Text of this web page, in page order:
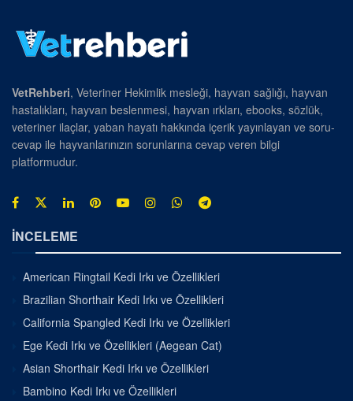
VetRehberi, Veteriner Hekimlik mesleği, hayvan sağlığı, hayvan
hastalıkları, hayvan beslenmesi, hayvan ırkları, ebooks, sözlük,
veteriner ilaçlar, yaban hayatı hakkında içerik yayınlayan ve soru-
cevap ile hayvanlarınızın sorunlarına cevap veren bilgi
platformudur.
İNCELEME
American Ringtail Kedi Irkı ve Özellikleri
Brazilian Shorthair Kedi Irkı ve Özellikleri
California Spangled Kedi Irkı ve Özellikleri
Ege Kedi Irkı ve Özellikleri (Aegean Cat)
Asian Shorthair Kedi Irkı ve Özellikleri
Bambino Kedi Irkı ve Özellikleri